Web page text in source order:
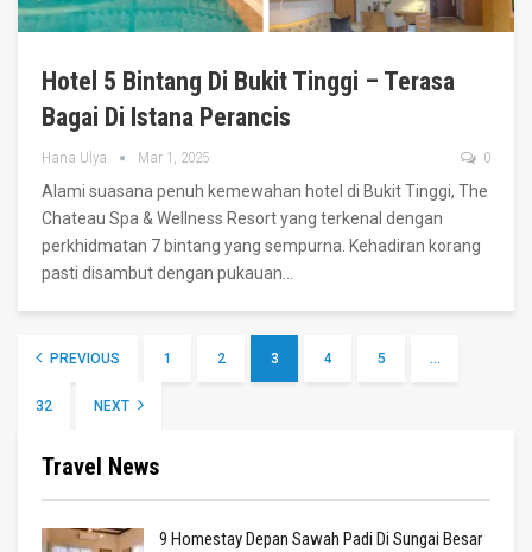
Hotel 5 Bintang Di Bukit Tinggi – Terasa
Bagai Di Istana Perancis
Hana Ulya Mar 1, 2025 0
Alami suasana penuh kemewahan hotel di Bukit Tinggi, The
Chateau Spa & Wellness Resort yang terkenal dengan
perkhidmatan 7 bintang yang sempurna. Kehadiran korang
pasti disambut dengan pukauan
PREVIOUS 1 2 3 4 5 …
32 NEXT
Travel News
9 Homestay Depan Sawah Padi Di Sungai Besar